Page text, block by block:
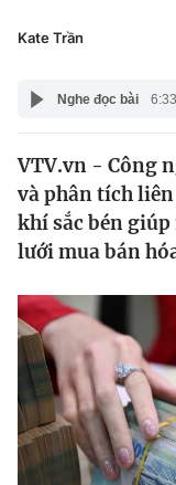
Pháp luật
Thế giới
Tin tức
Thế giới đó đây
Câu chuyện quốc tế
Tài chính
Thị trường
Góc doanh nghiệp
Dữ liệu và đời
Truyền hình
Phim VTV
Giải trí
Y tế
Công nghệ
Kate Trần
Nghe đọc bài 6:33
VTV.vn - Công
và phân tích
khí sắc bén
lưới mua bán